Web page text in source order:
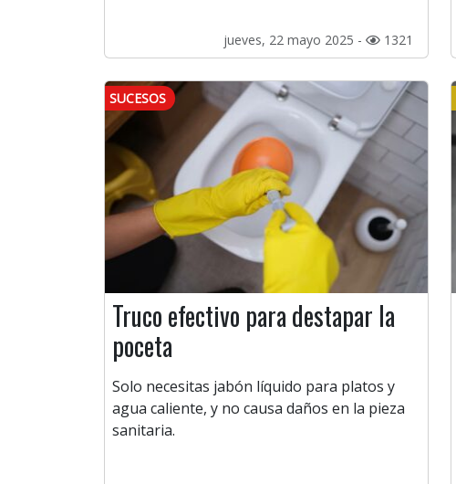
jueves, 22 mayo 2025 - 1321
SUCESOS
Truco efectivo para destapar la
poceta
Solo necesitas jabón líquido para platos y
agua caliente, y no causa daños en la pieza
sanitaria.